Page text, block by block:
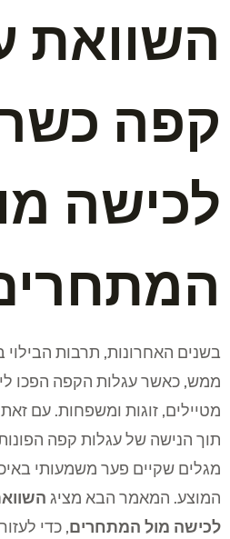
השוואת
קפה
לכישה
בשנים האחרונות, תרבות
ממש, כאשר עגלות הקפה הפכו
מטיילים, זוגות ומשפחות. עם
תוך הנישה של עגלות קפה
מגלים שקיים פער משמעותי
המוצע. המאמר הבא מציג
לכישה מול המתחרים, כדי